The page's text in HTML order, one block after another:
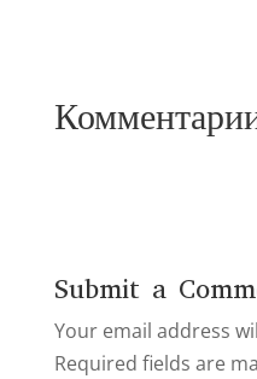
Submit a
Your email address
Required fields are